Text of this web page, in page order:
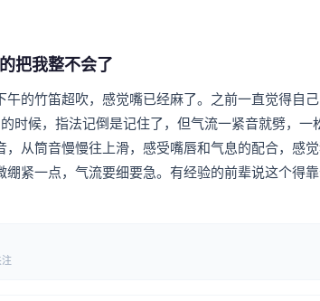
把我整不会了
午的竹笛超吹，感觉嘴已经麻了。之前一直觉得自
时候，指法记倒是记住了，但气流一紧音就劈，
，从筒音慢慢往上滑，感受嘴唇和气息的配合，感
绷紧一点，气流要细要急。有经验的前辈说这个得
注